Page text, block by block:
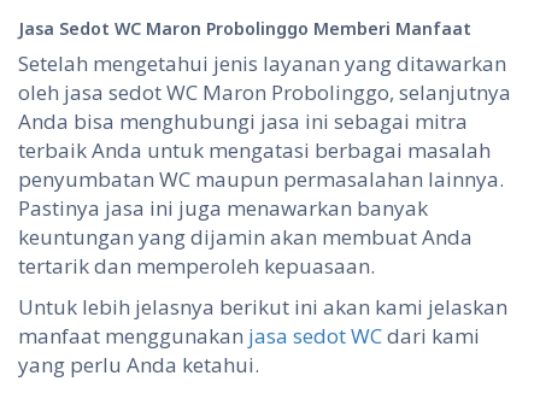
Jasa Sedot WC Maron Probolinggo Memberi Manfaat
Setelah mengetahui jenis layanan yang ditawarkan
oleh jasa sedot WC Maron Probolinggo, selanjutnya
Anda bisa menghubungi jasa ini sebagai mitra
terbaik Anda untuk mengatasi berbagai masalah
penyumbatan WC maupun permasalahan lainnya.
Pastinya jasa ini juga menawarkan banyak
keuntungan yang dijamin akan membuat Anda
tertarik dan memperoleh kepuasaan.
Untuk lebih jelasnya berikut ini akan kami jelaskan
manfaat menggunakan jasa sedot WCdari kami
yang perlu Anda ketahui.